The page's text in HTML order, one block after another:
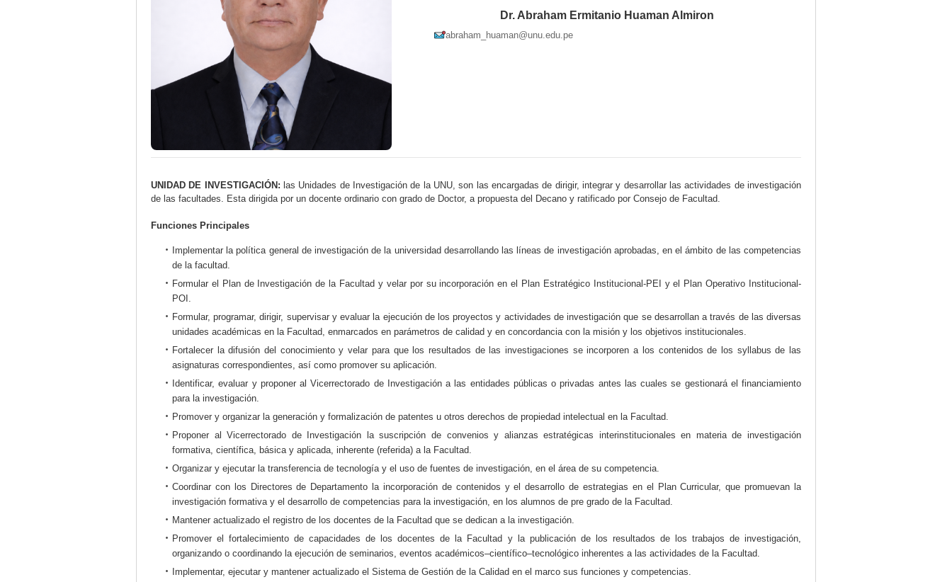
Dr. Abraham Ermitanio Huaman Almiron
abraham_huaman@unu.edu.pe
UNIDAD DE INVESTIGACIÓN: las Unidades de Investigación de la UNU, son las encargadas de dirigir, integrar y desarrollar las actividades de investigación
de las facultades. Esta dirigida por un docente ordinario con grado de Doctor, a propuesta del Decano y ratificado por Consejo de Facultad.
Funciones Principales
Implementar la política general de investigación de la universidad desarrollando las líneas de investigación aprobadas, en el ámbito de las competencias
de la facultad.
Formular el Plan de Investigación de la Facultad y velar por su incorporación en el Plan Estratégico Institucional-PEI y el Plan Operativo Institucional-
POI.
Formular, programar, dirigir, supervisar y evaluar la ejecución de los proyectos y actividades de investigación que se desarrollan a través de las diversas
unidades académicas en la Facultad, enmarcados en parámetros de calidad y en concordancia con la misión y los objetivos institucionales.
Fortalecer la difusión del conocimiento y velar para que los resultados de las investigaciones se incorporen a los contenidos de los syllabus de las
asignaturas correspondientes, así como promover su aplicación.
Identificar, evaluar y proponer al Vicerrectorado de Investigación a las entidades públicas o privadas antes las cuales se gestionará el financiamiento
para la investigación.
Promover y organizar la generación y formalización de patentes u otros derechos de propiedad intelectual en la Facultad.
Proponer al Vicerrectorado de Investigación la suscripción de convenios y alianzas estratégicas interinstitucionales en materia de investigación
formativa, científica, básica y aplicada, inherente (referida) a la Facultad.
Organizar y ejecutar la transferencia de tecnología y el uso de fuentes de investigación, en el área de su competencia.
Coordinar con los Directores de Departamento la incorporación de contenidos y el desarrollo de estrategias en el Plan Curricular, que promuevan la
investigación formativa y el desarrollo de competencias para la investigación, en los alumnos de pre grado de la Facultad.
Mantener actualizado el registro de los docentes de la Facultad que se dedican a la investigación.
Promover el fortalecimiento de capacidades de los docentes de la Facultad y la publicación de los resultados de los trabajos de investigación,
organizando o coordinando la ejecución de seminarios, eventos académicos–científico–tecnológico inherentes a las actividades de la Facultad.
Implementar, ejecutar y mantener actualizado el Sistema de Gestión de la Calidad en el marco sus funciones y competencias.